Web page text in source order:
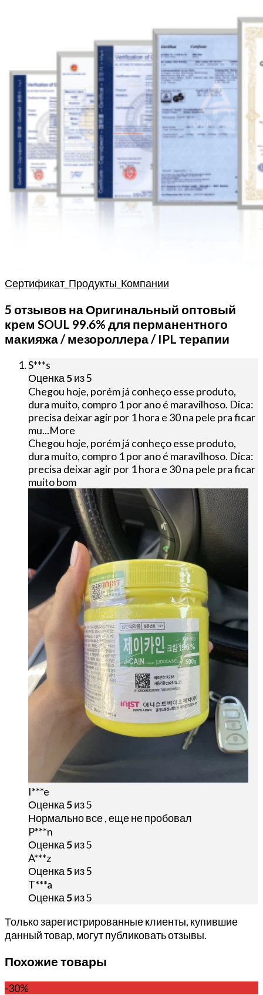
Сертификат_Продукты_Компании
5 отзывов на Оригинальный оптовый
крем SOUL 99.6% для перманентного
макияжа / мезороллера / IPL терапии
S***s
Оценка5из 5
Chegou hoje, porém já conheço esse produto,
dura muito, compro 1 por ano é maravilhoso. Dica:
precisa deixar agir por 1 hora e 30 na pele pra ficar
mu...More
Chegou hoje, porém já conheço esse produto,
dura muito, compro 1 por ano é maravilhoso. Dica:
precisa deixar agir por 1 hora e 30 na pele pra ficar
muito bom
I***e
Оценка5из 5
Нормально все , еще не пробовал
P***n
Оценка5из 5
A***z
Оценка5из 5
T***a
Оценка5из 5
Только зарегистрированные клиенты, купившие
данный товар, могут публиковать отзывы.
Похожие товары
-30%